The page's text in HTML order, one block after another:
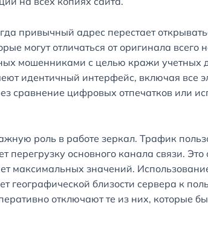
привычный адрес перестает
могут отличаться от оригинала
мошенниками с целью кражи
идентичный интерфейс, включая
сравнение цифровых отпечатков или
роль в работе зеркал. Трафик
основного канала связи.
максимальных значений.
географической близости сервера к
отключают те из них, которые